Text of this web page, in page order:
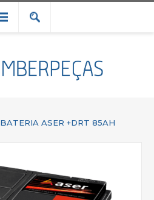
BATERIA ASER +DRT 85AH